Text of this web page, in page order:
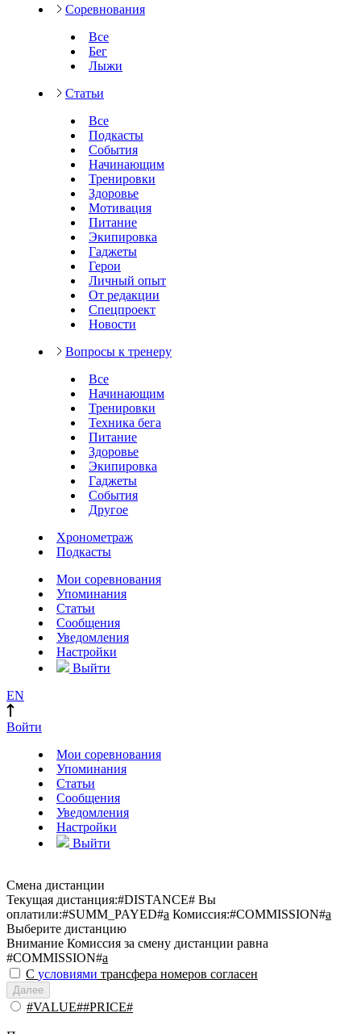
Соревнования
Все
Бег
Лыжи
Статьи
Все
Подкасты
События
Начинающим
Тренировки
Здоровье
Мотивация
Питание
Экипировка
Гаджеты
Герои
Личный опыт
От редакции
Спецпроект
Новости
Вопросы к тренеру
Все
Начинающим
Тренировки
Техника бега
Питание
Здоровье
Экипировка
Гаджеты
События
Другое
Хронометраж
Подкасты
Мои соревнования
Упоминания
Статьи
Сообщения
Уведомления
Настройки
Выйти
EN
Войти
Мои соревнования
Упоминания
Статьи
Сообщения
Уведомления
Настройки
Выйти
Смена дистанции
Текущая дистанция:#DISTANCE# Вы
оплатили:#SUMM_PAYED#a Комиссия:#COMMISSION#a
Выберите дистанцию
Внимание Комиссия за смену дистанции равна
#COMMISSION#a
С условиями трансфера номеров согласен
Далее
#VALUE##PRICE#